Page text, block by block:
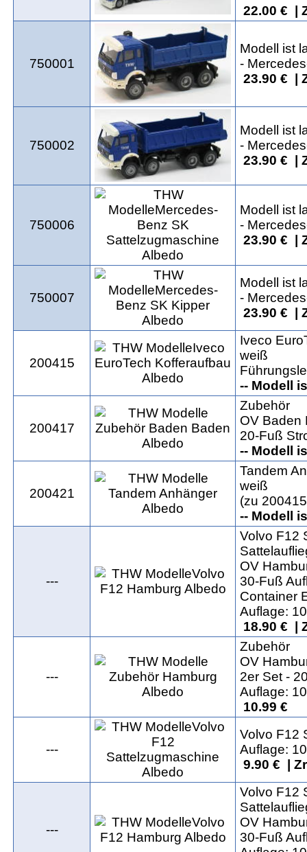
22.00 € |
750001
Modell ist
-
23.90 € |
750002
Modell ist
-
23.90 € |
750006
Modell ist
-
23.90 € |
750007
Modell ist
-
23.90 € |
200415
Iveco
weiß
-- Modell
200417
Zubehör
OV Baden
20-Fuß
-- Modell
200421
Tandem
weiß
(zu
-- Modell
---
Volvo F12
OV
30-Fuß
Container
Auflage:
18.90 € |
---
Zubehör
OV
2er Set -
Auflage:
10.99 €
---
Volvo F12
Auflage:
9.90 € |
---
Volvo F12
OV
30-Fuß